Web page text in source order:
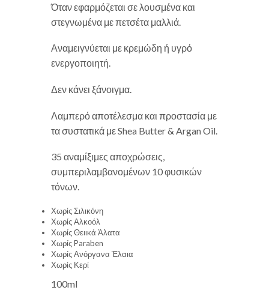
Όταν εφαρμόζεται σε λουσμένα και
στεγνωμένα με πετσέτα μαλλιά.
Αναμειγνύεται με κρεμώδη ή υγρό
ενεργοποιητή.
Δεν κάνει ξάνοιγμα.
Λαμπερό αποτέλεσμα και προστασία με
τα συστατικά με Shea Butter & Argan Oil.
35 αναμίξιμες αποχρώσεις,
συμπεριλαμβανομένων 10 φυσικών
τόνων.
Χωρίς Σιλικόνη
Χωρίς Αλκοόλ
Χωρίς Θειικά Άλατα
Χωρίς Paraben
Χωρίς Ανόργανα Έλαια
Χωρίς Κερί
100ml